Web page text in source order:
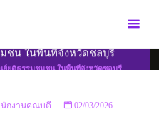
ชน ในพื้นที่จังหวัดชลบุรี
ยุติธรรมชุมชน ในพื้นที่จังหวัดชลบุรี
นักงานคณบดี 02/03/2026